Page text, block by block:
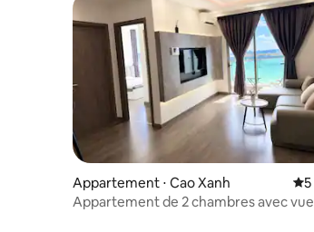
Appartement ⋅ Cao Xanh
5
Appartement de 2 chambres avec vue